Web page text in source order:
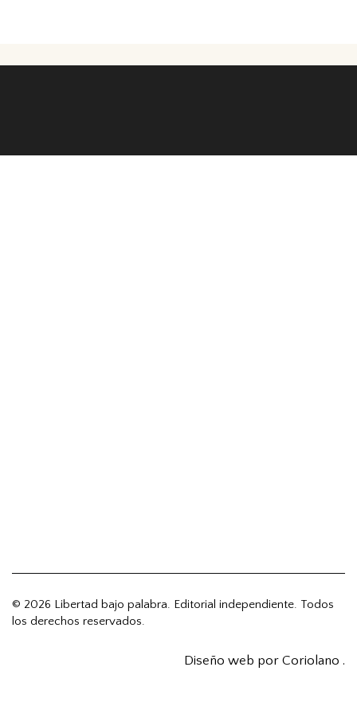
© 2026 Libertad bajo palabra. Editorial independiente. Todos
los derechos reservados.
Diseño web por Coriolano .